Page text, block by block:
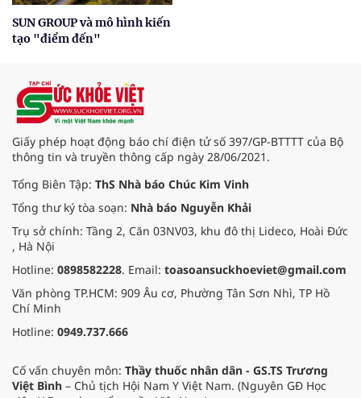
SUN GROUP và mô hình kiến
tạo "điểm đến"
Giấy phép hoạt động báo chí điện tử số 397/GP-BTTTT của Bộ
thông tin và truyền thông cấp ngày 28/06/2021.
Tổng Biên Tập: ThS Nhà báo Chúc Kim Vinh
Tổng thư ký tòa soạn: Nhà báo Nguyễn Khải
Trụ sở chính: Tầng 2, Căn 03NV03, khu đô thị Lideco, Hoài Đức
, Hà Nội
Hotline: 0898582228. Email: toasoansuckhoeviet@gmail.com
Văn phòng TP.HCM: 909 Âu cơ, Phường Tân Sơn Nhì, TP Hồ
Chí Minh
Hotline: 0949.737.666
Cố vấn chuyên môn: Thầy thuốc nhân dân - GS.TS Trương
Việt Bình – Chủ tịch Hội Nam Y Việt Nam. (Nguyên GĐ Học